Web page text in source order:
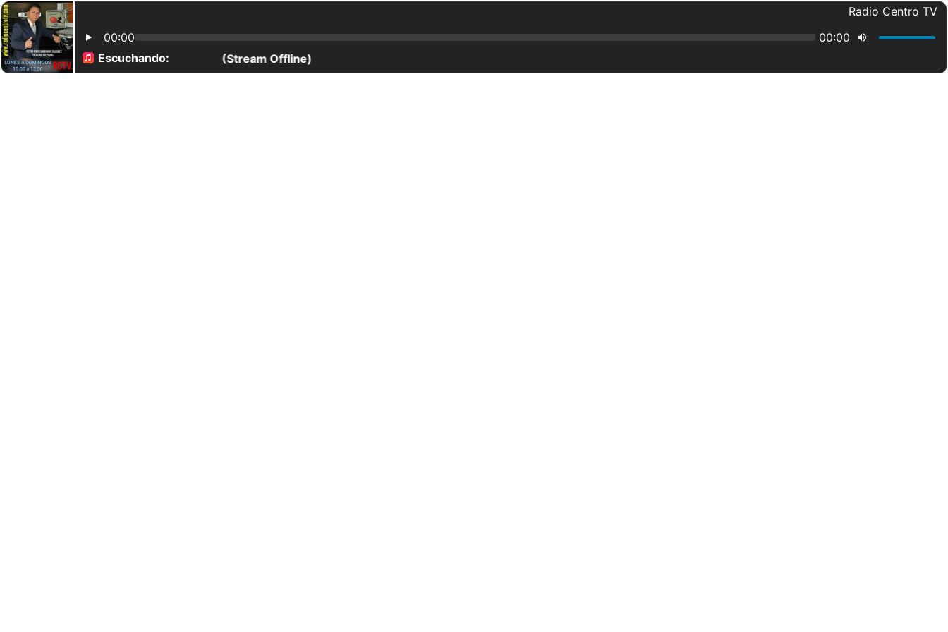
Radio Centro TV
Escuchando: (Stream Offline)
00:00 00:00